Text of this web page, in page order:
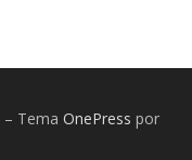
– Tema OnePress por